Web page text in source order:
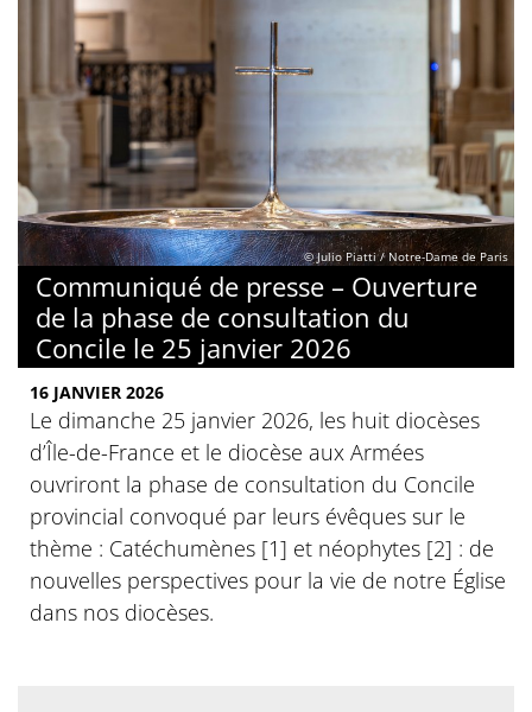
© Julio Piatti / Notre-Dame de Paris
Communiqué de presse – Ouverture
de la phase de consultation du
Concile le 25 janvier 2026
16 JANVIER 2026
Le dimanche 25 janvier 2026, les huit diocèses
d’Île-de-France et le diocèse aux Armées
ouvriront la phase de consultation du Concile
provincial convoqué par leurs évêques sur le
thème : Catéchumènes [1] et néophytes [2] : de
nouvelles perspectives pour la vie de notre Église
dans nos diocèses.